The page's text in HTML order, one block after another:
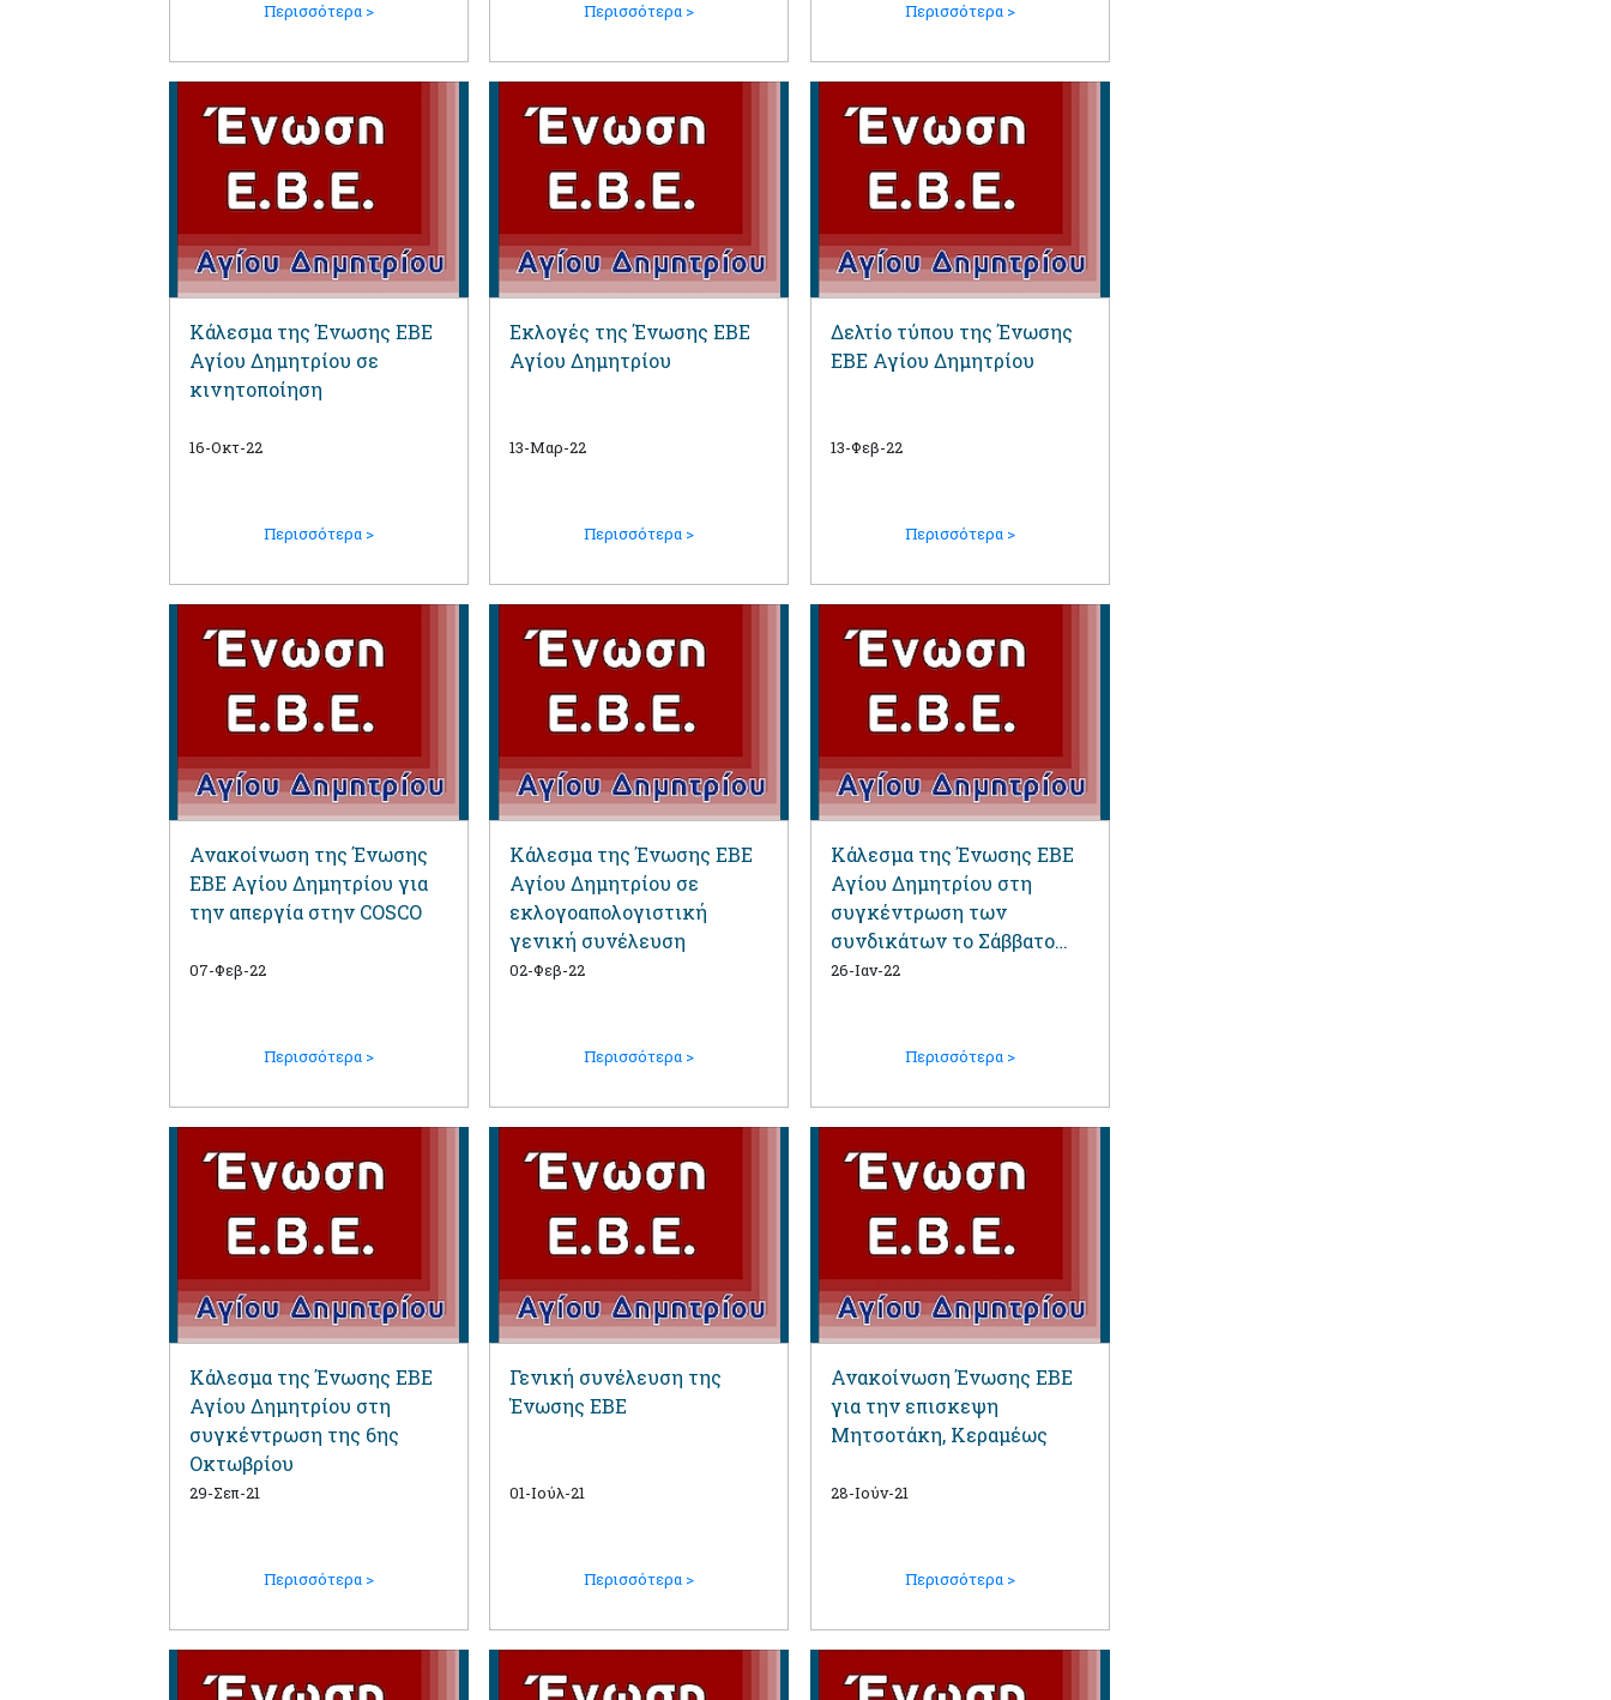
Περισσότερα > Περισσότερα > Περισσότερα >
Κάλεσμα της Ένωσης ΕΒΕ
Αγίου Δημητρίου σε
κινητοποίηση
16-Οκτ-22
Περισσότερα >
Εκλογές της Ένωσης ΕΒΕ
Αγίου Δημητρίου
13-Μαρ-22
Περισσότερα >
Δελτίο τύπου της Ένωσης
ΕΒΕ Αγίου Δημητρίου
13-Φεβ-22
Περισσότερα >
Ανακοίνωση της Ένωσης
ΕΒΕ Αγίου Δημητρίου για
την απεργία στην COSCO
07-Φεβ-22
Περισσότερα >
Κάλεσμα της Ένωσης ΕΒΕ
Αγίου Δημητρίου σε
εκλογοαπολογιστική
γενική συνέλευση
02-Φεβ-22
Περισσότερα >
Κάλεσμα της Ένωσης ΕΒΕ
Αγίου Δημητρίου στη
συγκέντρωση των
συνδικάτων το Σάββατο
29/1/2022
26-Ιαν-22
Περισσότερα >
Κάλεσμα της Ένωσης ΕΒΕ
Αγίου Δημητρίου στη
συγκέντρωση της 6ης
Οκτωβρίου
29-Σεπ-21
Περισσότερα >
Γενική συνέλευση της
Ένωσης ΕΒΕ
01-Ιούλ-21
Περισσότερα >
Ανακοίνωση Ένωσης ΕΒΕ
για την επισκεψη
Μητσοτάκη, Κεραμέως
28-Ιούν-21
Περισσότερα >